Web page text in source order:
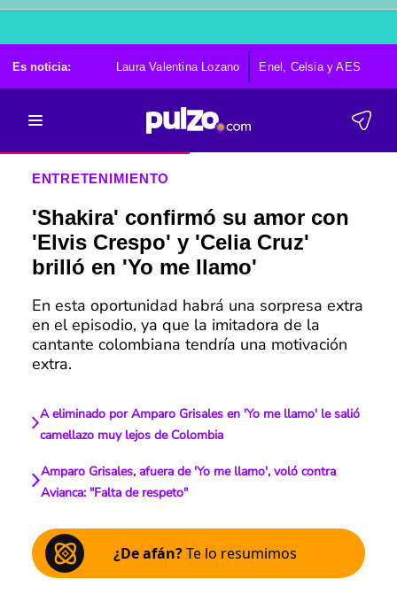
Es noticia: Laura Valentina Lozano Enel, Celsia y AES
ENTRETENIMIENTO
'Shakira' confirmó su amor con
'Elvis Crespo' y 'Celia Cruz'
brilló en 'Yo me llamo'
En esta oportunidad habrá una sorpresa extra
en el episodio, ya que la imitadora de la
cantante colombiana tendría una motivación
extra.
A eliminado por Amparo Grisales en 'Yo me llamo' le salió
camellazo muy lejos de Colombia
Amparo Grisales, afuera de 'Yo me llamo', voló contra
Avianca: "Falta de respeto"
¿De afán?Te lo resumimos